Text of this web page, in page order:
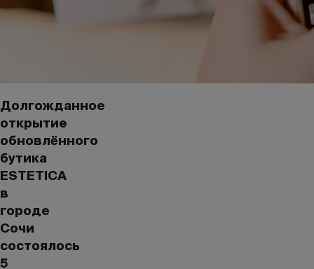
Долгожданное
открытие
обновлённого
бутика
ESTETICA
в
городе
Сочи
состоялось
5